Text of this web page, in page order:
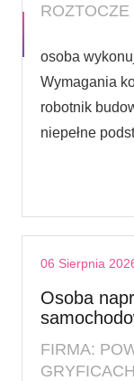
ROZTOCZE
osoba
Wymagania
robotnik
niepełne
06 Sierpnia
Osoba
FIRMA:
GRYFICACH